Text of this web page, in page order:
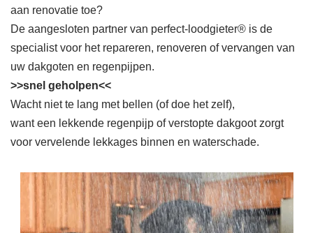
aan renovatie toe?
De aangesloten partner van perfect-loodgieter® is de
specialist voor het repareren, renoveren of vervangen van
uw dakgoten en regenpijpen.
>>snel geholpen<<
Wacht niet te lang met bellen (of doe het zelf),
want een lekkende regenpijp of verstopte dakgoot zorgt
voor vervelende lekkages binnen en waterschade.